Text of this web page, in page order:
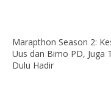
Marapthon Season 2:
Uus dan Bimo PD, Juga
Dulu Hadir